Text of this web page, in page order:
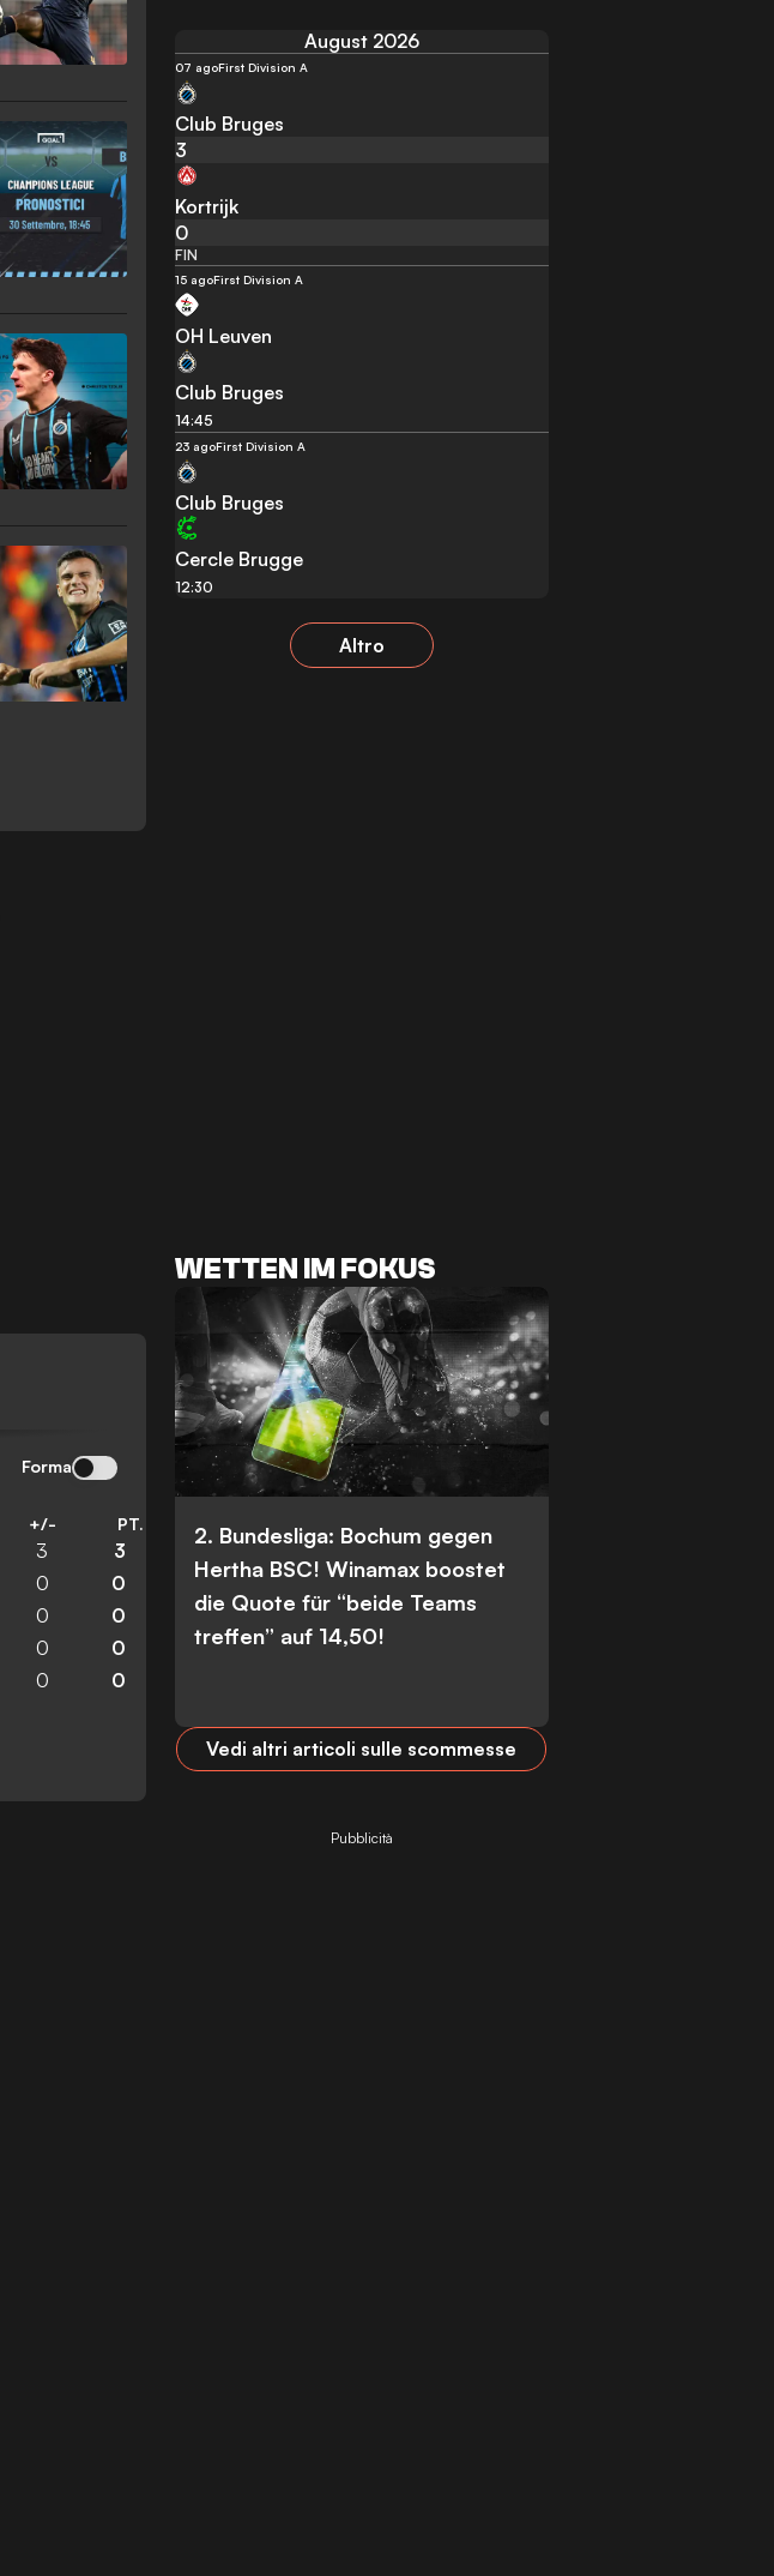
August 2026
07 agoFirst Division A
Club Bruges
3
Kortrijk
0
FIN
15 agoFirst Division A
OH Leuven
Club Bruges
14:45
23 agoFirst Division A
Club Bruges
Cercle Brugge
12:30
Altro
Pubblicità
Forma
+/- PT.
3 3
0 0
0 0
0 0
0 0
WETTEN IM FOKUS
2. Bundesliga: Bochum gegen
Hertha BSC! Winamax boostet
die Quote für “beide Teams
treffen” auf 14,50!
Vedi altri articoli sulle scommesse